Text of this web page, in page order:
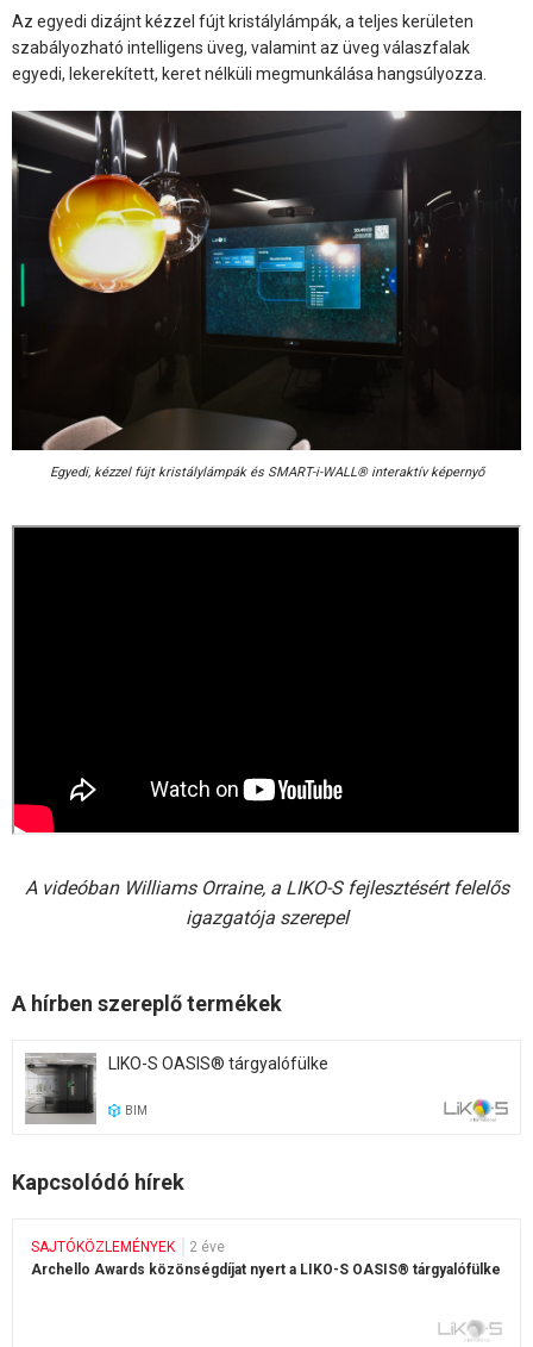
Az egyedi dizájnt kézzel fújt kristálylámpák, a teljes kerületen
szabályozható intelligens üveg, valamint az üveg válaszfalak
egyedi, lekerekített, keret nélküli megmunkálása hangsúlyozza.
Egyedi, kézzel fújt kristálylámpák és SMART-i-WALL® interaktív képernyő
A videóban Williams Orraine, a LIKO-S fejlesztésért felelős
igazgatója szerepel
A hírben szereplő termékek
LIKO-S OASIS® tárgyalófülke
BIM
Kapcsolódó hírek
SAJTÓKÖZLEMÉNYEK
2 éve
Archello Awards közönségdíjat nyert a LIKO-S OASIS® tárgyalófülke